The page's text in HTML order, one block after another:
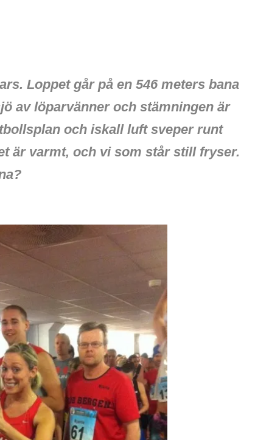
Loppet går på en 546 meters bana
av löparvänner och stämningen är
och iskall luft sveper runt
är varmt, och vi som står still fryser.